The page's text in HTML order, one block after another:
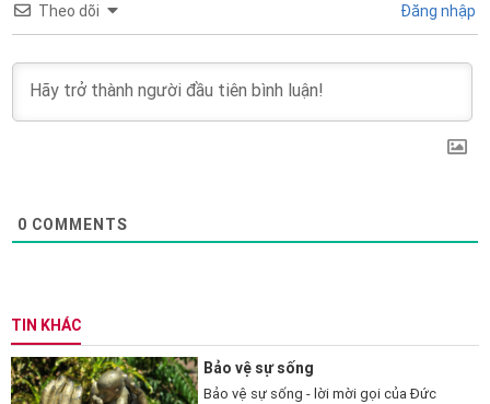
Theo dõi Đăng nhập
0 COMMENTS
TIN KHÁC
Bảo vệ sự sống
Bảo vệ sự sống - lời mời gọi của Đức